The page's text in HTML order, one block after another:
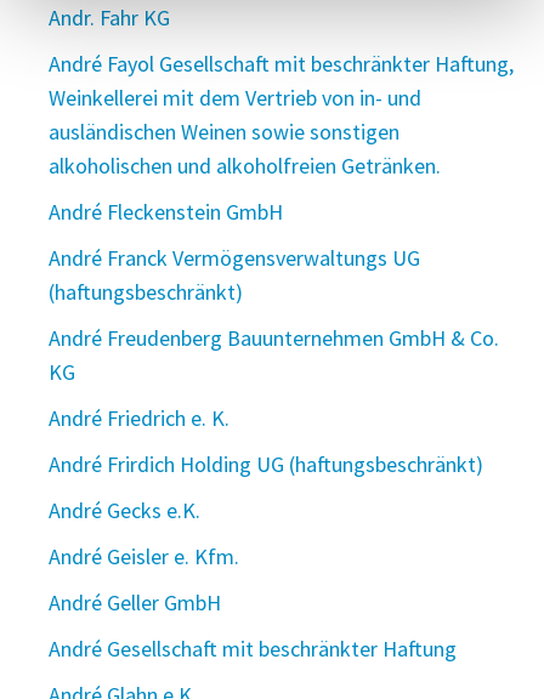
Andr. Fahr KG
André Fayol Gesellschaft mit beschränkter Haftung,
Weinkellerei mit dem Vertrieb von in- und
ausländischen Weinen sowie sonstigen
alkoholischen und alkoholfreien Getränken.
André Fleckenstein GmbH
André Franck Vermögensverwaltungs UG
(haftungsbeschränkt)
André Freudenberg Bauunternehmen GmbH & Co.
KG
André Friedrich e. K.
André Frirdich Holding UG (haftungsbeschränkt)
André Gecks e.K.
André Geisler e. Kfm.
André Geller GmbH
André Gesellschaft mit beschränkter Haftung